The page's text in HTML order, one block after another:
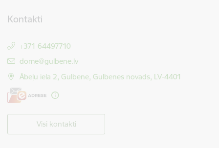
Kontakti
+371 64497710
E-pasts:
dome@gulbene.lv
Ābeļu iela 2, Gulbene, Gulbenes novads, LV-4401
Visi kontakti